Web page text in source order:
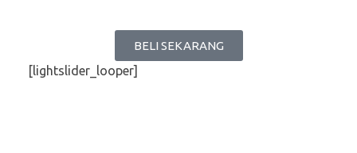
[lightslider_looper]
BELI SEKARANG